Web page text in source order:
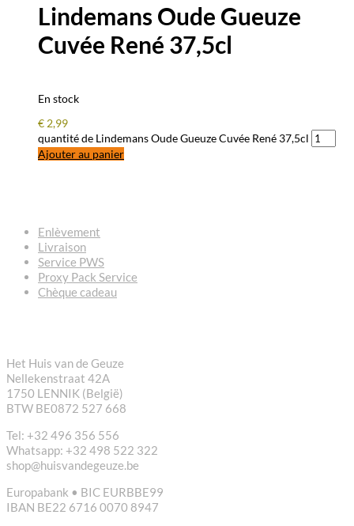
Lindemans Oude Gueuze
Cuvée René 37,5cl
En stock
€2,99
quantité de Lindemans Oude Gueuze Cuvée René 37,5cl
Ajouter au panier
Enlèvement
Livraison
Service PWS
Proxy Pack Service
Chèque cadeau
Het Huis van de Geuze
Nellekenstraat 42A
1750 LENNIK (België)
BTW BE0872 527 668
Tel: +32 496 356 556
Whatsapp: +32 498 522 322
shop@huisvandegeuze.be
Europabank • BIC EURBBE99
IBAN BE22 6716 0070 8947